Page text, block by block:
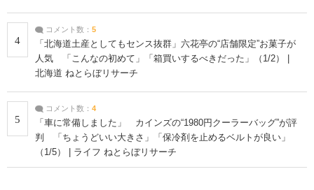
4
コメント数： 5
「北海道土産としてもセンス抜群」六花亭の“店舗限定”お菓子が
人気 「こんなの初めて」「箱買いするべきだった」（1/2） |
北海道 ねとらぼリサーチ
5
コメント数： 4
「車に常備しました」 カインズの“1980円クーラーバッグ”が評
判 「ちょうどいい大きさ」「保冷剤を止めるベルトが良い」
（1/5） | ライフ ねとらぼリサーチ